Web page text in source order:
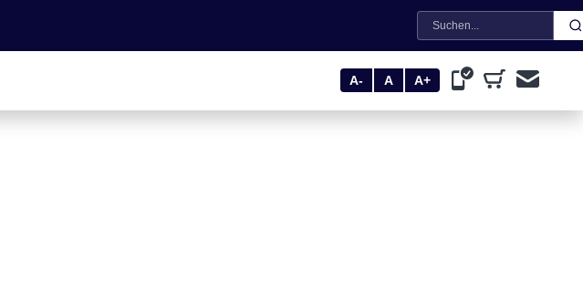
Suche
A- A A+